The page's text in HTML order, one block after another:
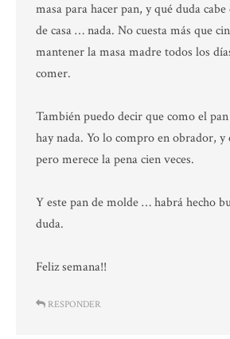
masa para hacer pan, y qué duda
de casa … nada. No cuesta más que
mantener la masa madre todos los
comer.
También puedo decir que como el
hay nada. Yo lo compro en obrador, y
pero merece la pena cien veces.
Y este pan de molde … habrá hecho
duda.
Feliz semana!!
RESPONDER